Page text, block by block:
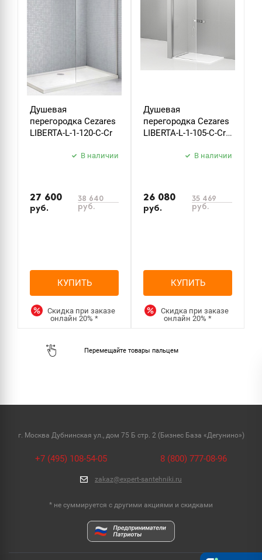
Душевая
перегородка Cezares
LIBERTA-L-1-120-C-Cr
В наличии
27 600
руб.
38 640
руб.
КУПИТЬ
Скидка при заказе
онлайн20%*
Душевая
перегородка Cezares
LIBERTA-L-1-105-C-Cr
В наличии
26 080
руб.
35 469
руб.
КУПИТЬ
Скидка при заказе
онлайн20%*
г. Москва Дубнинская ул., дом 75 Б стр. 2 (Бизнес База «Дегунино»)
+7 (495) 108-54-05 8 (800) 777-08-96
zakaz@expert-santehniki.ru
* не суммируется с другими акциями и скидками